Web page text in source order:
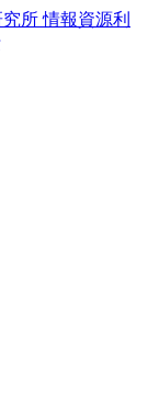
所 情報資源利